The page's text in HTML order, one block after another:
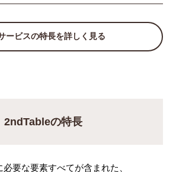
ービスの特長を詳しく見る
2ndTableの特長
要な要素すべてが含まれた、